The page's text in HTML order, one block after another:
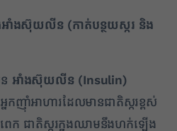
អាំងស៊ុយលីន (កាត់បន្ថយស្ករ និង
អាំងស៊ុយលីន (Insulin)
កញ៉ាំអាហារដែលមានជាតិស្ករខ្ពស់
ក ជាតិស្ករក្នុងឈាមនឹងហក់ឡើង